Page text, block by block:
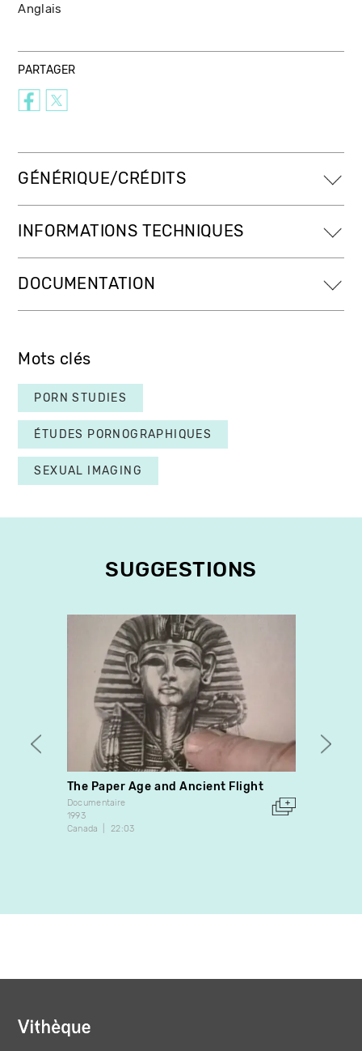
Anglais
PARTAGER
GÉNÉRIQUE/CRÉDITS
INFORMATIONS TECHNIQUES
DOCUMENTATION
Mots clés
PORN STUDIES
ÉTUDES PORNOGRAPHIQUES
SEXUAL IMAGING
SUGGESTIONS
The Paper Age and Ancient Flight
Documentaire
1993
Canada
22:03